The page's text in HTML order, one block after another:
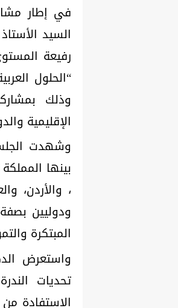
في إطار
السيد
رفيعة
“الحلول
وذلك
الإقليمية
وشهدت
بينها
، والأردن،
ودوليين
المبتكرة
واستعرض
تحديات
الاستفادة